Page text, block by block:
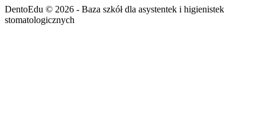
DentoEdu © 2026 - Baza szkół dla asystentek i higienistek
stomatologicznych